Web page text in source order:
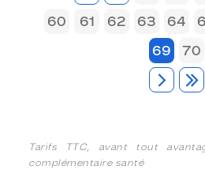
60
61 62 63 64
69
70
Tarifs TTC, avant tout
complémentaire santé